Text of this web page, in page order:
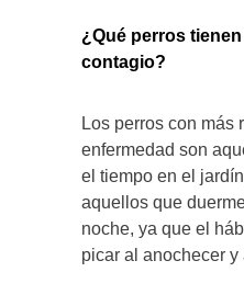
¿Qué perros
contagio?
Los perros con más
enfermedad son
el tiempo en el
aquellos que
noche, ya que el
picar al anochecer y